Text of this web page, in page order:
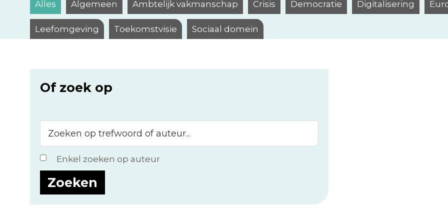
Alles Algemeen Ambtelijk vakmanschap Crisis Democratie Digitalisering
Leefomgeving Toekomstvisie Sociaal domein
Of zoek op
op
trefwoord
of
auteur...
Enkel zoeken op auteur